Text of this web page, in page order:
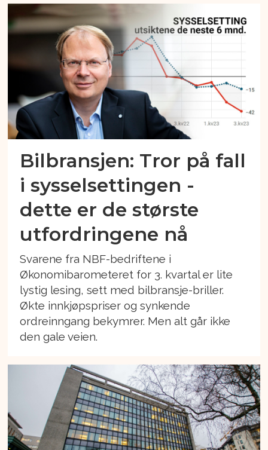
Bilbransjen: Tror på fall
i sysselsettingen -
dette er de største
utfordringene nå
Svarene fra NBF-bedriftene i
Økonomibarometeret for 3. kvartal er lite
lystig lesing, sett med bilbransje-briller.
Økte innkjøpspriser og synkende
ordreinngang bekymrer. Men alt går ikke
den gale veien.